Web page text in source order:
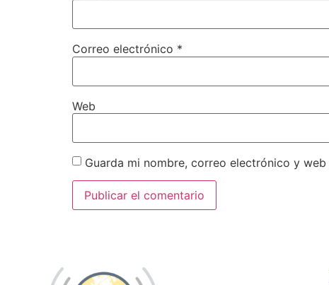
Correo electrónico *
Web
Guarda mi nombre, correo electrónico y